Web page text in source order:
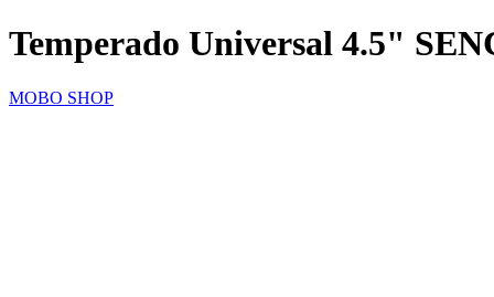
Temperado Universal 4.5"
MOBO SHOP